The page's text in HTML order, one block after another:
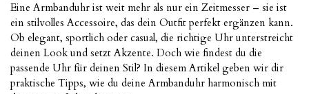
Eine Armbanduhr ist weit mehr als nur ein Zeitmesser – sie ist
ein stilvolles Accessoire, das dein Outfit perfekt ergänzen kann.
Ob elegant, sportlich oder casual, die richtige Uhr unterstreicht
deinen Look und setzt Akzente. Doch wie findest du die
passende Uhr für deinen Stil? In diesem Artikel geben wir dir
praktische Tipps, wie du deine Armbanduhr harmonisch mit